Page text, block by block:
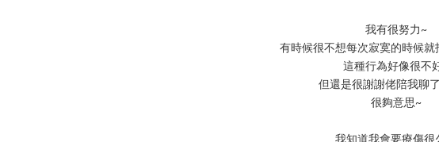
我有很努力~
有時候很不想每次寂寞的時候就
這種行為好像很不
但還是很謝謝佬陪我聊
很夠意思~
我知道我會要療傷很